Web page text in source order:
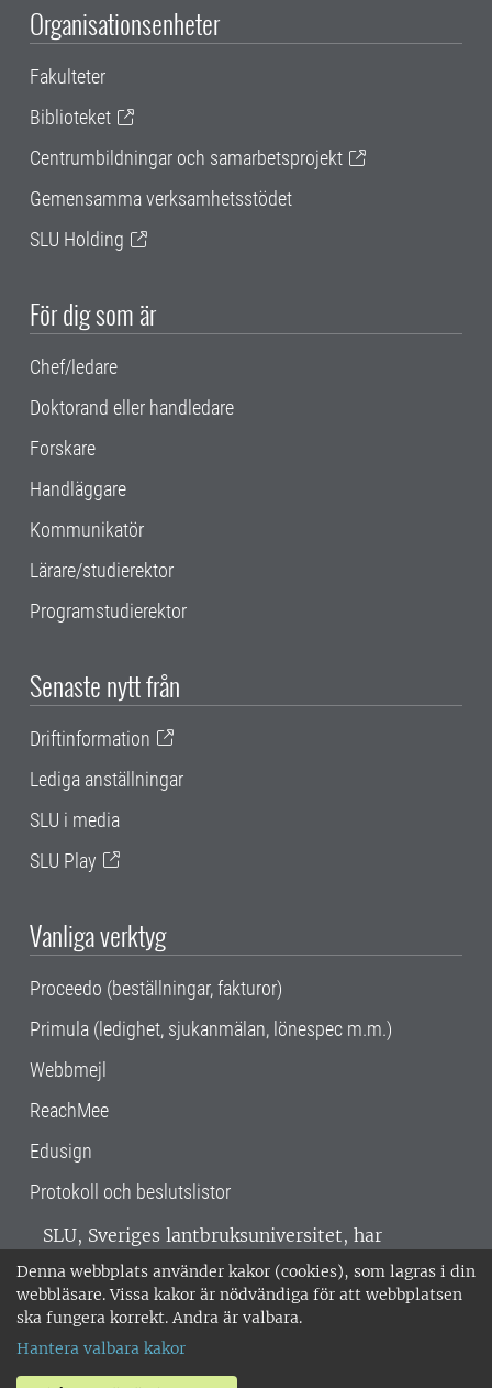
Denna webbplats använder kakor (cookies), som lagras i din
webbläsare. Vissa kakor är nödvändiga för att webbplatsen
ska fungera korrekt. Andra är valbara.
Hantera valbara kakor
Organisationsenheter
Fakulteter
Biblioteket
Centrumbildningar och samarbetsprojekt
Gemensamma verksamhetsstödet
SLU Holding
För dig som är
Chef/ledare
Doktorand eller handledare
Forskare
Handläggare
Kommunikatör
Lärare/studierektor
Programstudierektor
Senaste nytt från
Driftinformation
Lediga anställningar
SLU i media
SLU Play
Vanliga verktyg
Proceedo (beställningar, fakturor)
Primula (ledighet, sjukanmälan, lönespec m.m.)
Webbmejl
ReachMee
Edusign
Protokoll och beslutslistor
SLU, Sveriges lantbruksuniversitet, har
verksamhet över hela Sverige. Huvudorter är
Alnarp, Uppsala och Umeå.SLU är
miljöcertifierat enligt ISO 14001. •
018-67 10 00 • Org nr: 202100-2817 •